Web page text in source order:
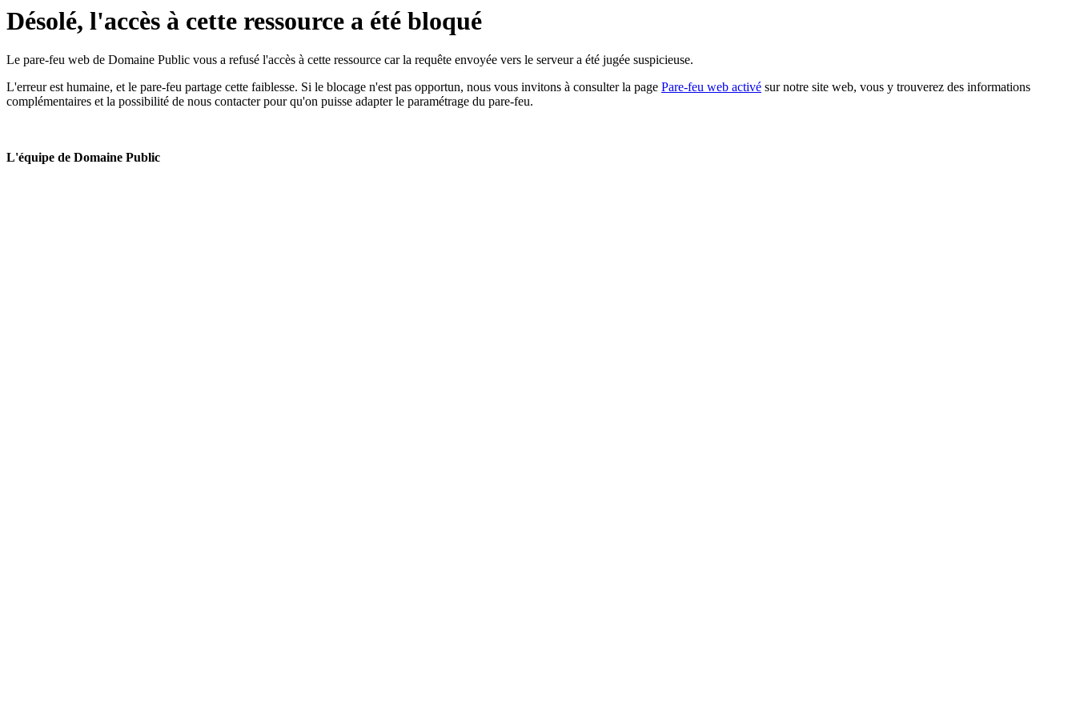
Désolé, l'accès à cette ressource a été bloqué
Le pare-feu web de Domaine Public vous a refusé l'accès à cette ressource car la requête envoyée vers le serveur a été jugée suspicieuse.
L'erreur est humaine, et le pare-feu partage cette faiblesse. Si le blocage n'est pas opportun, nous vous invitons à consulter la page Pare-feu web activé sur notre site web, vous y trouverez des informations
complémentaires et la possibilité de nous contacter pour qu'on puisse adapter le paramétrage du pare-feu.
L'équipe de Domaine Public